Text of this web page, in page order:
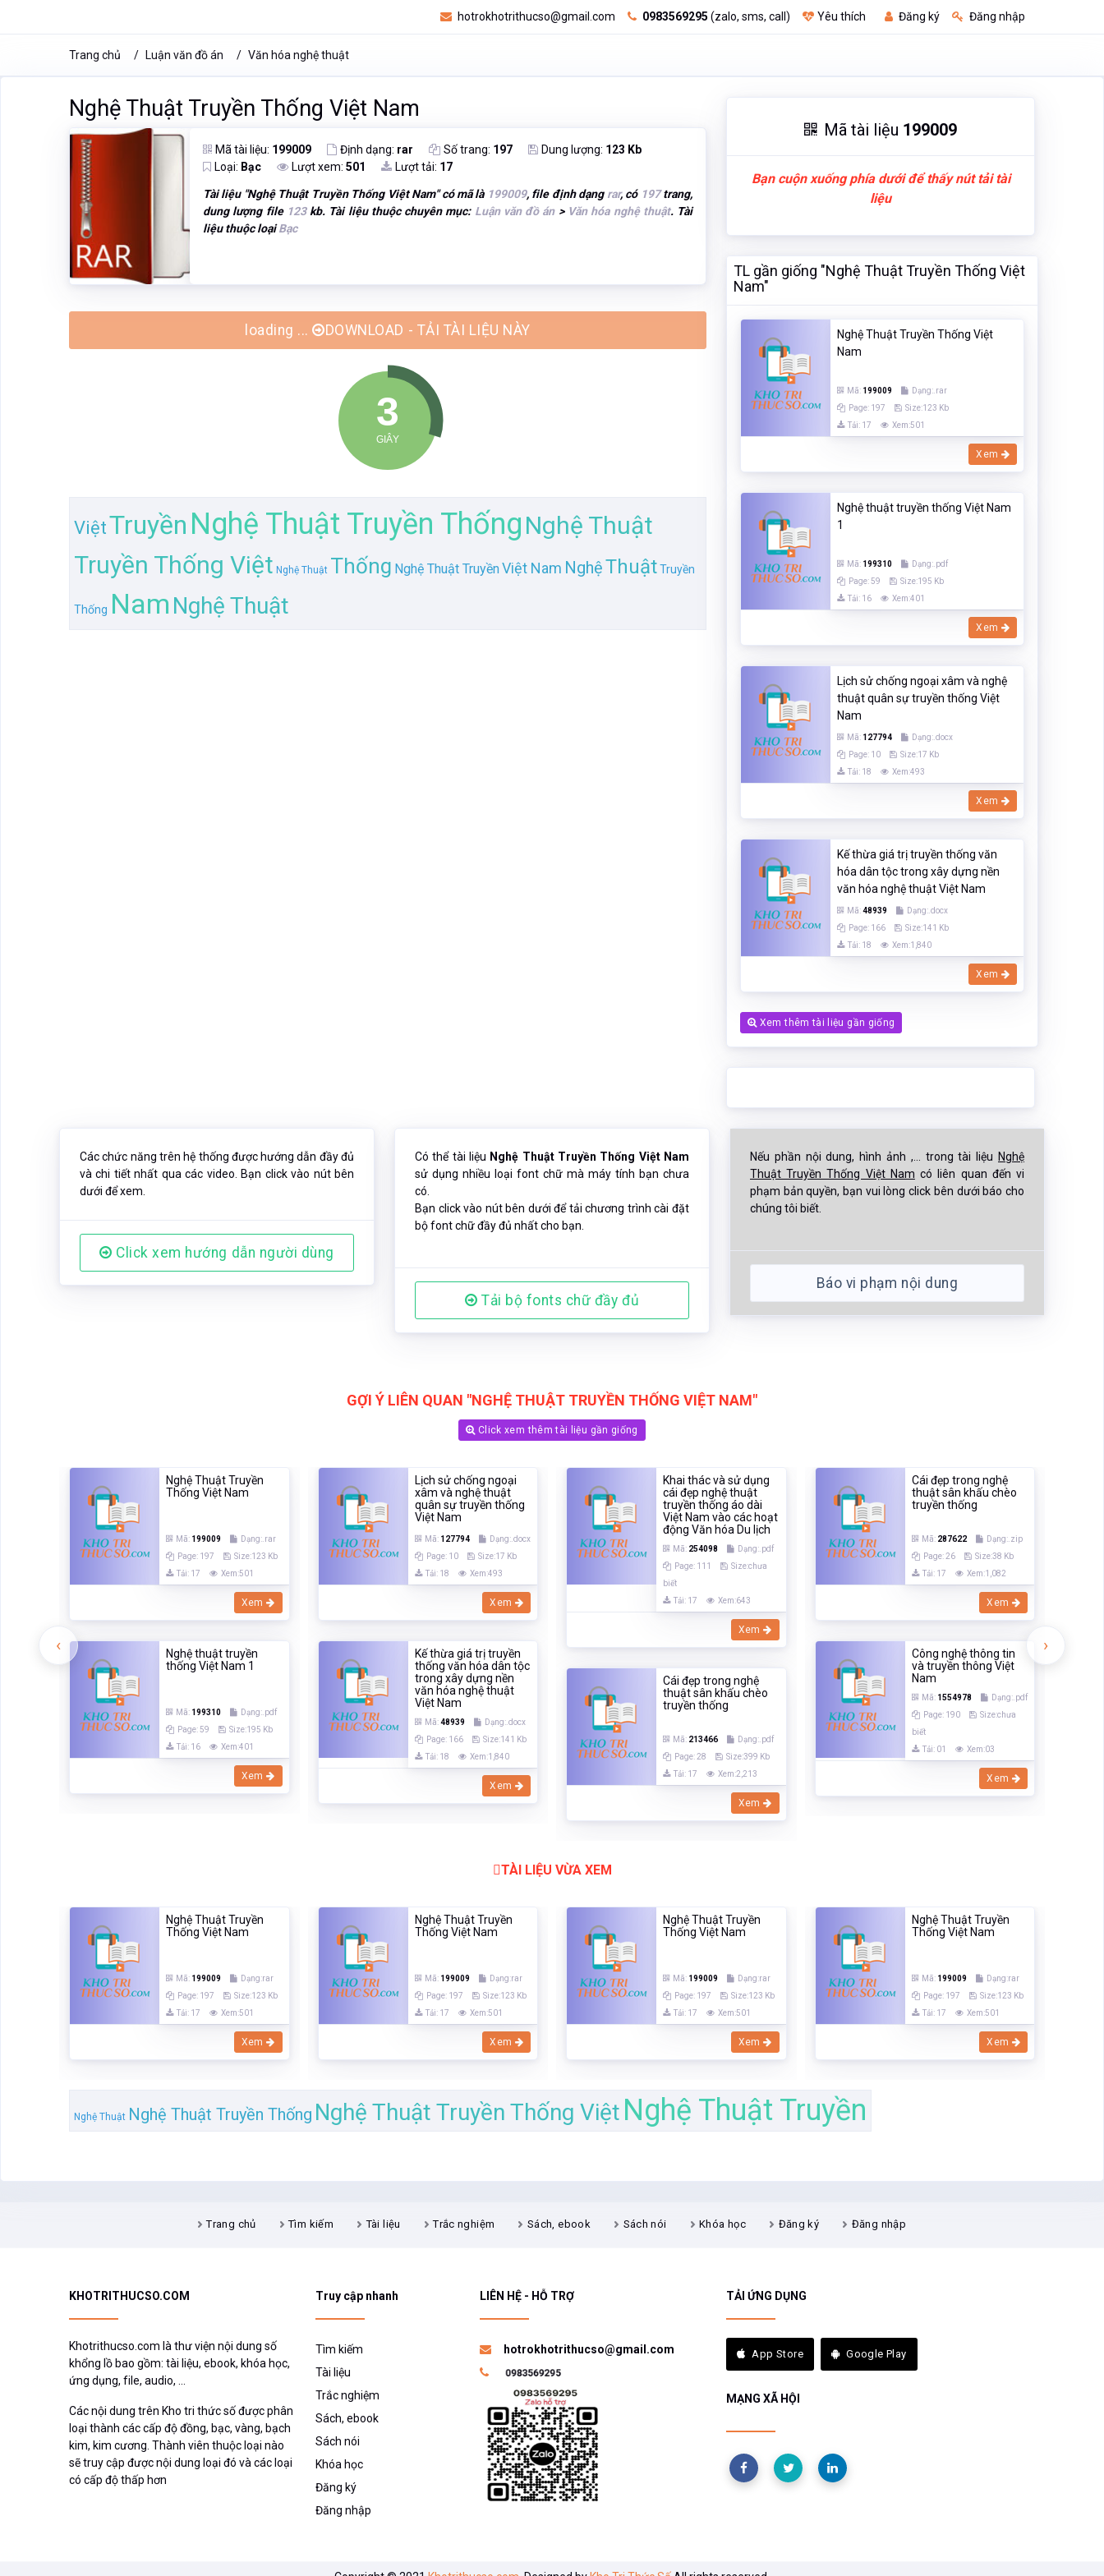
hotrokhotrithucso@gmail.com 0983569295 (zalo, sms, call) Yêu thích Đăng ký Đăng nhập
Trang chủ Luận văn đồ án Văn hóa nghệ thuật
Nghệ Thuật Truyền Thống Việt Nam
Mã tài liệu: 199009 Định dạng: rar Số trang: 197 Dung lượng: 123 Kb
Loại: Bạc Lượt xem:501 Lượt tải: 17
Tài liệu "Nghệ Thuật Truyền Thống Việt Nam" có mã là 199009, file định dạng rar, có 197trang,
dung lượng file 123kb. Tài liệu thuộc chuyên mục: Luận văn đồ án> Văn hóa nghệ thuật. Tài
liệu thuộc loạiBạc
loading ... DOWNLOAD - TẢI TÀI LIỆU NÀY
ViệtTruyền Nghệ Thuật Truyền Thống Nghệ Thuật
Truyền Thống Việt Nghệ Thuật Thống Nghệ Thuật TruyềnViệt Nam NghệThuật Truyền
Thống Nam Nghệ Thuật
Mã tài liệu 199009
Bạn cuộn xuống phía dưới để thấy nút tải tài
liệu
TL gần giống "Nghệ Thuật Truyền Thống Việt
Nam"
Nghệ Thuật Truyền Thống Việt
Nam
Mã: 199009
Dạng:.rar
Page: 197
Size:123 Kb
Tải: 17
Xem:501
Xem
Nghệ thuật truyền thống Việt Nam
1
Mã: 199310
Dạng:.pdf
Page: 59
Size:195 Kb
Tải: 16
Xem:401
Xem
Lịch sử chống ngoại xâm và nghệ
thuật quân sự truyền thống Việt
Nam
Mã: 127794
Dạng:.docx
Page: 10
Size:17 Kb
Tải: 18
Xem:493
Xem
Kế thừa giá trị truyền thống văn
hóa dân tộc trong xây dựng nền
văn hóa nghệ thuật Việt Nam
Mã:48939
Dạng:.docx
Page: 166
Size:141 Kb
Tải: 18
Xem:1,840
Xem
Xem thêm tài liệu gần giống
Các chức năng trên hệ thống được hướng dẫn đầy đủ
và chi tiết nhất qua các video. Bạn click vào nút bên
dưới để xem.
Click xem hướng dẫn người dùng
Có thể tài liệu Nghệ Thuật Truyền Thống Việt Nam
sử dụng nhiều loại font chữ mà máy tính bạn chưa
có.
Bạn click vào nút bên dưới để tải chương trình cài đặt
bộ font chữ đầy đủ nhất cho bạn.
Tải bộ fonts chữ đầy đủ
Nếu phần nội dung, hình ảnh ,... trong tài liệu Nghệ
Thuật Truyền Thống Việt Nam có liên quan đến vi
phạm bản quyền, bạn vui lòng click bên dưới báo cho
chúng tôi biết.
Báo vi phạm nội dung
GỢI Ý LIÊN QUAN "NGHỆ THUẬT TRUYỀN THỐNG VIỆT NAM"
Click xem thêm tài liệu gần giống
Nghệ Thuật Truyền
Thống Việt Nam
Mã: 199009
Dạng:.rar
Page: 197
Size:123 Kb
Tải: 17
Xem:501
Xem
Nghệ thuật truyền
thống Việt Nam 1
Mã: 199310
Dạng:.pdf
Page: 59
Size:195 Kb
Tải: 16
Xem:401
Xem
Lịch sử chống ngoại
xâm và nghệ thuật
quân sự truyền thống
Việt Nam
Mã: 127794
Dạng:.docx
Page: 10
Size:17 Kb
Tải: 18
Xem:493
Xem
Kế thừa giá trị truyền
thống văn hóa dân tộc
trong xây dựng nền
văn hóa nghệ thuật
Việt Nam
Mã:48939
Dạng:.docx
Page: 166
Size:141 Kb
Tải: 18
Xem:1,840
Xem
Khai thác và sử dụng
cái đẹp nghệ thuật
truyền thống áo dài
Việt Nam vào các hoạt
động Văn hóa Du lịch
Mã: 254098
Dạng:.pdf
Page: 111
Size:chưa
biết
Tải: 17
Xem:643
Xem
Cái đẹp trong nghệ
thuật sân khấu chèo
truyền thống
Mã: 213466
Dạng:.pdf
Page: 28
Size:399 Kb
Tải: 17
Xem:2,213
Xem
Cái đẹp trong nghệ
thuật sân khấu chèo
truyền thống
Mã: 287622
Dạng:.zip
Page: 26
Size:38 Kb
Tải: 17
Xem:1,082
Xem
Công nghệ thông tin
và truyền thông Việt
Nam
Mã: 1554978
Dạng:.pdf
Page: 190
Size:chưa
biết
Tải: 01
Xem:03
Xem
‹ ›
TÀI LIỆU VỪA XEM
Nghệ Thuật Truyền
Thống Việt Nam
Mã: 199009
Dạng:rar
Page: 197
Size:123 Kb
Tải: 17
Xem:501
Xem
Nghệ Thuật Truyền
Thống Việt Nam
Mã: 199009
Dạng:rar
Page: 197
Size:123 Kb
Tải: 17
Xem:501
Xem
Nghệ Thuật Truyền
Thống Việt Nam
Mã: 199009
Dạng:rar
Page: 197
Size:123 Kb
Tải: 17
Xem:501
Xem
Nghệ Thuật Truyền
Thống Việt Nam
Mã: 199009
Dạng:rar
Page: 197
Size:123 Kb
Tải: 17
Xem:501
Xem
Nghệ Thuật Nghệ Thuật Truyền Thống Nghệ Thuật Truyền Thống Việt Nghệ Thuật Truyền
Trang chủ Tìm kiếm Tài liệu Trắc nghiệm Sách, ebook Sách nói Khóa học Đăng ký Đăng nhập
KHOTRITHUCSO.COM
Khotrithucso.com là thư viện nội dung số
khổng lồ bao gồm: tài liệu, ebook, khóa học,
ứng dụng, file, audio, ...
Các nội dung trên Kho tri thức số được phân
loại thành các cấp độ đồng, bạc, vàng, bạch
kim, kim cương. Thành viên thuộc loại nào
sẽ truy cập được nội dung loại đó và các loại
có cấp độ thấp hơn
Truy cập nhanh
Tìm kiếm
Tài liệu
Trắc nghiệm
Sách, ebook
Sách nói
Khóa học
Đăng ký
Đăng nhập
LIÊN HỆ - HỖ TRỢ
hotrokhotrithucso@gmail.com
TẢI ỨNG DỤNG
App Store Google Play
MẠNG XÃ HỘI